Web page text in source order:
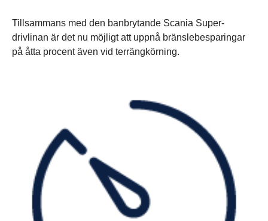
Tillsammans med den banbrytande Scania Super-
drivlinan är det nu möjligt att uppnå bränslebesparingar
på åtta procent även vid terrängkörning.